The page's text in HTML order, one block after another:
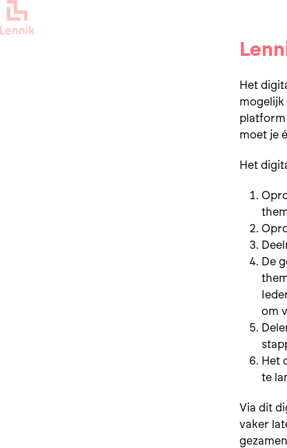
Het
mogelijk
platform
moet je
Het
De
om
Het
te
Via dit
vaker